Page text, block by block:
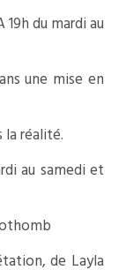
du mardi au
une mise en
la réalité.
au samedi et
de Layla